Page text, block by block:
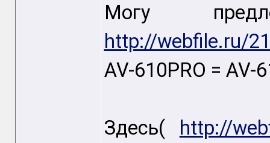
Могу
http://webfile.ru/
AV-610PRO = AV-
Здесь(
http://